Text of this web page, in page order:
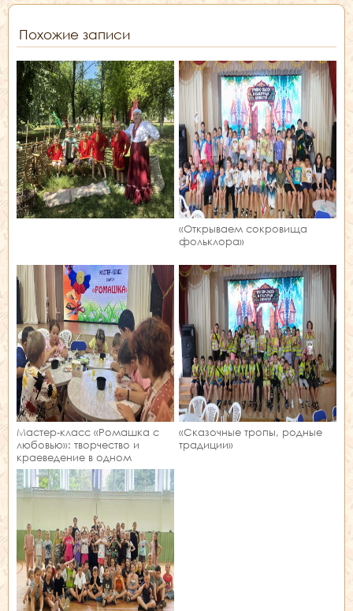
Похожие записи
«Открываем сокровища
фольклора»
Мастер‑класс «Ромашка с
любовью»: творчество и
краеведение в одном
занятии!
«Сказочные тропы, родные
традиции»